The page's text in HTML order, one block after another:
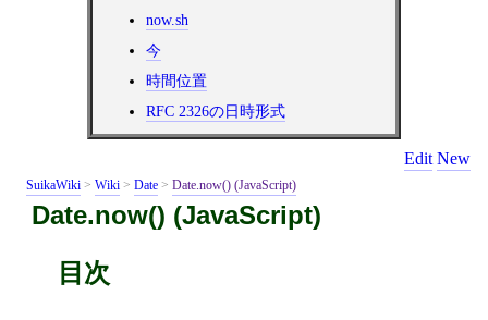
now.sh
今
時間位置
RFC 2326の日時形式
Edit New
SuikaWiki > Wiki > Date > Date.now() (JavaScript)
Date.now() (JavaScript)
目次